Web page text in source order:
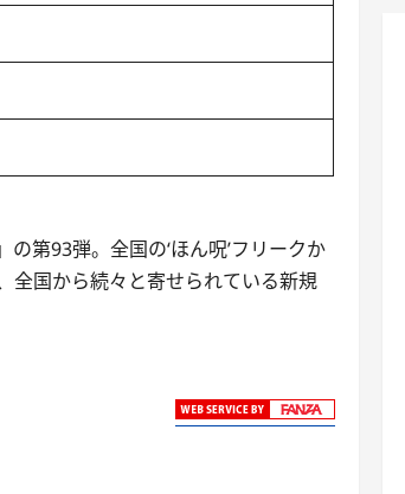
第93弾。全国の‘ほん呪’フリークか
全国から続々と寄せられている新規